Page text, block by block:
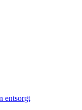
entsorgt